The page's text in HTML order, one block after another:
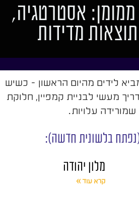
ממומן: אסטרטגיה,
מדידות
לידים מהיום הראשון - כשיש
מעשי לבניית קמפיין, חלוקת
שמורידה עלויות.
(נפתח בלשונית חדשה):
מלון יהודה
קרא עוד »